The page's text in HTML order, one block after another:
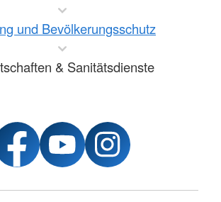
und Bevölkerungsschutz
& Sanitätsdienste